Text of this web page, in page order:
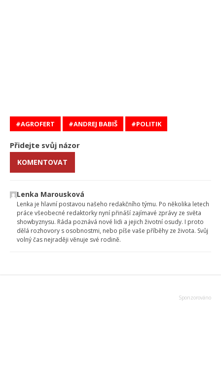
AGROFERT ANDREJ BABIŠ POLITIK
Přidejte svůj názor
KOMENTOVAT
Lenka Marousková
Lenka je hlavní postavou našeho redakčního týmu. Po několika letech
práce všeobecné redaktorky nyní přináší zajímavé zprávy ze světa
showbyznysu. Ráda poznává nové lidi a jejich životní osudy. I proto
dělá rozhovory s osobnostmi, nebo píše vaše příběhy ze života. Svůj
volný čas nejraději věnuje své rodině.